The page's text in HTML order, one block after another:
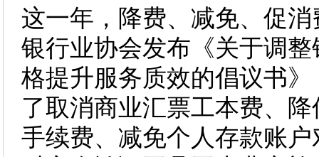
这一年，降费、减免、促
银行业协会发布《关于调
格提升服务质效的倡议书
了取消商业汇票工本费、
手续费、减免个人存款账